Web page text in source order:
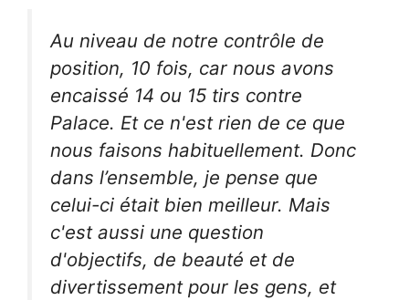
Au niveau de notre contrôle de
position, 10 fois, car nous avons
encaissé 14 ou 15 tirs contre
Palace. Et ce n'est rien de ce que
nous faisons habituellement. Donc
dans l’ensemble, je pense que
celui-ci était bien meilleur. Mais
c'est aussi une question
d'objectifs, de beauté et de
divertissement pour les gens, et